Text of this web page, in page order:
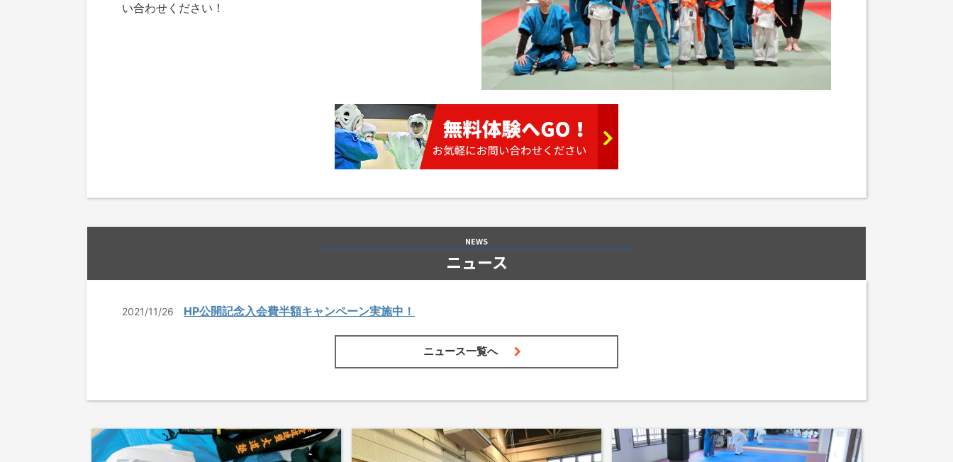
い合わせください！
NEWS
ニュース
2021/11/26 HP公開記念入会費半額キャンペーン実施中！
ニュース一覧へ